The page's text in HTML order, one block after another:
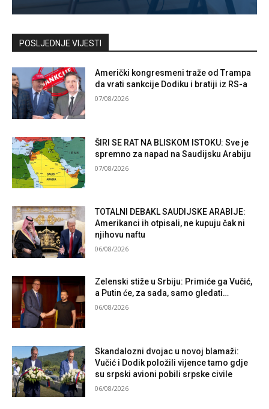
Kontaktirajte nas
POSLJEDNJE VIJESTI
Američki kongresmeni traže od Trampa
da vrati sankcije Dodiku i bratiji iz RS-a
07/08/2026
ŠIRI SE RAT NA BLISKOM ISTOKU: Sve je
spremno za napad na Saudijsku Arabiju
07/08/2026
TOTALNI DEBAKL SAUDIJSKE ARABIJE:
Amerikanci ih otpisali, ne kupuju čak ni
njihovu naftu
06/08/2026
Zelenski stiže u Srbiju: Primiće ga Vučić,
a Putin će, za sada, samo gledati…
06/08/2026
Skandalozni dvojac u novoj blamaži:
Vučić i Dodik položili vijence tamo gdje
su srpski avioni pobili srpske civile
06/08/2026